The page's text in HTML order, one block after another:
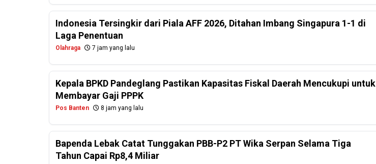
Indonesia Tersingkir dari Piala AFF 2026, Ditahan Imbang Singapura 1-1 di
Laga Penentuan
Olahraga 7 jam yang lalu
Kepala BPKD Pandeglang Pastikan Kapasitas Fiskal Daerah Mencukupi untuk
Membayar Gaji PPPK
Pos Banten 8 jam yang lalu
Bapenda Lebak Catat Tunggakan PBB-P2 PT Wika Serpan Selama Tiga
Tahun Capai Rp8,4 Miliar